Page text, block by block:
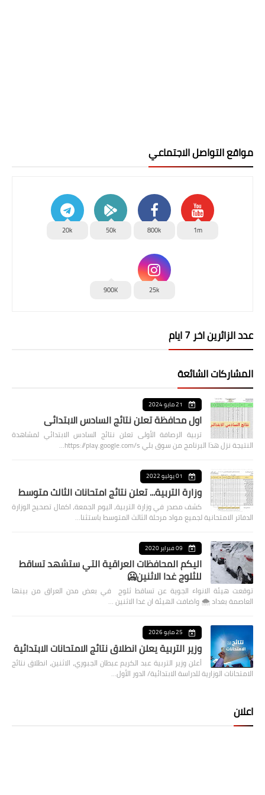
مواقع التواصل الاجتماعي
1m
800k
50k
20k
25k
900K
عدد الزائرين اخر 7 ايام
المشاركات الشائعة
21 مايو 2024
اول محافظة تعلن نتائج السادس الابتدائي
تربية الرصافة الأولى تعلن نتائج السادس الابتدائي لمشاهدة
النتيجة نزل هذا البرنامج من سوق بلي https://play.google.com/s…
01 يوليو 2022
وزارة التربية... تعلن نتائج امتحانات الثالث متوسط
كشف مصدر في وزارة التربية، اليوم الجمعة، اكمال تصحيح الوزارة
الدفاتر الامتحانية لجميع مواد مرحلة الثالث المتوسط باستثنا…
09 فبراير 2020
اليكم المحافظات العراقية التي ستشهد تساقط
للثلوج غدا الاثنين🥶
توقعت هيئة الانواء الجوية عن تساقط ثلوج في بعض مدن العراق من بينها
العاصمة بغداد ⁦🌨️⁩ واضافت الهيئة ان غدا الاثنين …
25 مايو 2026
وزير التربية يعلن انطلاق نتائج الامتحانات الابتدائية
أعلن وزير التربية عبد الكريم عبطان الجبوري، الاثنين، انطلاق نتائج
الامتحانات الوزارية للدراسة الابتدائية/ الدور الأول…
اعلان